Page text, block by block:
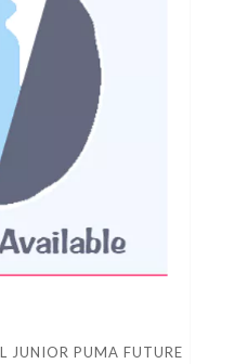
JUNIOR PUMA FUTURE